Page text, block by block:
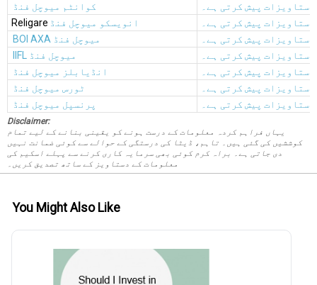
کوانٹم میوچل فنڈ
پیش کرتی ہے۔
Religare انویسکو میوچل فنڈ
پیش کرتی ہے۔
BOI AXA میوچل فنڈ
پیش کرتی ہے۔
IIFL میوچل فنڈ
پیش کرتی ہے۔
انڈیابلز میوچل فنڈ
پیش کرتی ہے۔
ٹورس میوچل فنڈ
پیش کرتی ہے۔
پرنسپل میوچل فنڈ
پیش کرتی ہے۔
Disclaimer:
یہاں فراہم کردہ معلومات کے درست ہونے کو یقینی بنانے کے لیے تمام
کوششیں کی گئی ہیں۔ تاہم، ڈیٹا کی درستگی کے حوالے سے کوئی ضمانت نہیں
دی جاتی ہے۔ براہ کرم کوئی بھی سرمایہ کاری کرنے سے پہلے اسکیم کی
معلومات کے دستاویز کے ساتھ تصدیق کریں۔
You Might Also Like